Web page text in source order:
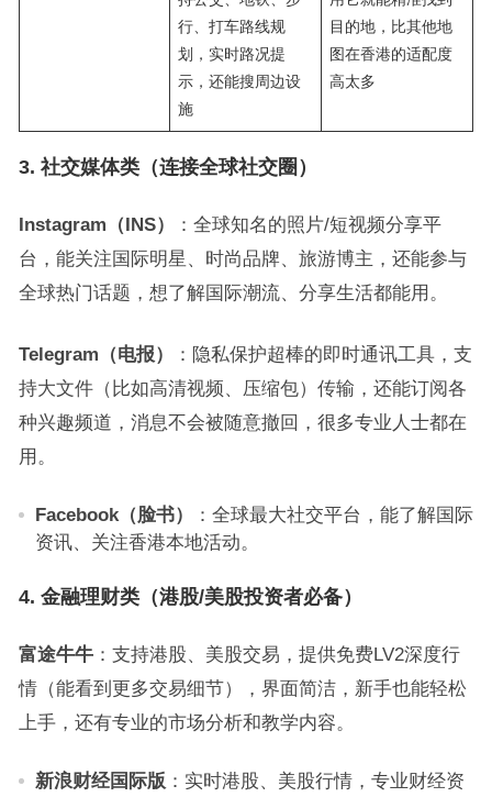
行、打车路线规
划，实时路况提
示，还能搜周边设
施
目的地，比其他地
图在香港的适配度
高太多
3. 社交媒体类（连接全球社交圈）
Instagram（INS）
：全球知名的照片/短视频分享平
台，能关注国际明星、时尚品牌、旅游博主，还能参与
全球热门话题，想了解国际潮流、分享生活都能用。
Telegram（电报）
：隐私保护超棒的即时通讯工具，支
持大文件（比如高清视频、压缩包）传输，还能订阅各
种兴趣频道，消息不会被随意撤回，很多专业人士都在
用。
Facebook（脸书）
：全球最大社交平台，能了解国际
资讯、关注香港本地活动。
4. 金融理财类（港股/美股投资者必备）
富途牛牛：支持港股、美股交易，提供免费LV2深度行
情（能看到更多交易细节），界面简洁，新手也能轻松
上手，还有专业的市场分析和教学内容。
新浪财经国际版 ：实时港股、美股行情，专业财经资